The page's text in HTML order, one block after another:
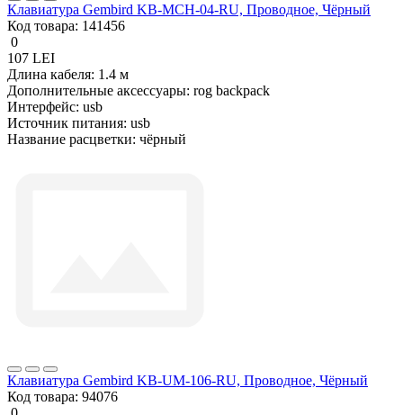
Клавиатура Gembird KB-MCH-04-RU, Проводное, Чёрный
Код товара: 141456
0
107 LEI
Длина кабеля: 1.4 м
Дополнительные аксессуары: rog backpack
Интерфейс: usb
Источник питания: usb
Название расцветки: чёрный
Клавиатура Gembird KB-UM-106-RU, Проводное, Чёрный
Код товара: 94076